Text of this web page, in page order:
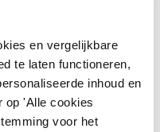
en vergelijkbare
te laten functioneren,
inhoud en
op 'Alle cookies
voor het
met unieke